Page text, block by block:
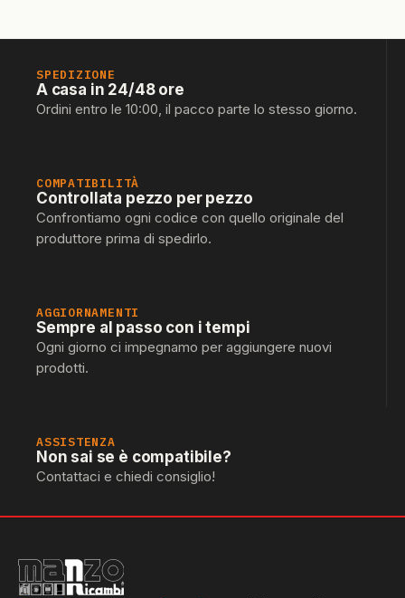
SPEDIZIONE
A casa in 24/48 ore
Ordini entro le 10:00, il pacco parte lo stesso giorno.
COMPATIBILITÀ
Controllata pezzo per pezzo
Confrontiamo ogni codice con quello originale del
produttore prima di spedirlo.
AGGIORNAMENTI
Sempre al passo con i tempi
Ogni giorno ci impegnamo per aggiungere nuovi
prodotti.
ASSISTENZA
Non sai se è compatibile?
Contattaci e chiedi consiglio!